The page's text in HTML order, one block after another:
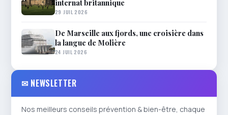
internat britannique
29 JUIL 2026
De Marseille aux fjords, une croisière dans
la langue de Molière
24 JUIL 2026
✉ NEWSLETTER
Nos meilleurs conseils prévention & bien-être, chaque